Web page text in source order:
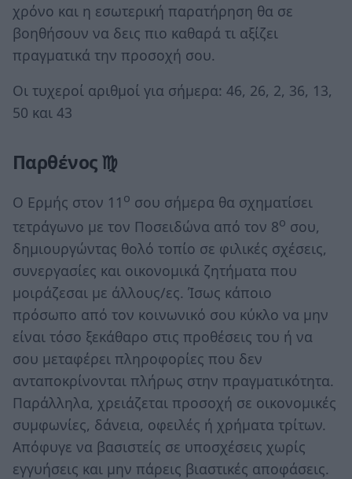
χρόνο και η εσωτερική παρατήρηση θα σε
βοηθήσουν να δεις πιο καθαρά τι αξίζει
πραγματικά την προσοχή σου.
Οι τυχεροί αριθμοί για σήμερα: 46, 26, 2, 36, 13,
50 και 43
Παρθένος ♍
Ο Ερμής στον 11 ο σου σήμερα θα σχηματίσει
τετράγωνο με τον Ποσειδώνα από τον 8ο σου,
δημιουργώντας θολό τοπίο σε φιλικές σχέσεις,
συνεργασίες και οικονομικά ζητήματα που
μοιράζεσαι με άλλους/ες. Ίσως κάποιο
πρόσωπο από τον κοινωνικό σου κύκλο να μην
είναι τόσο ξεκάθαρο στις προθέσεις του ή να
σου μεταφέρει πληροφορίες που δεν
ανταποκρίνονται πλήρως στην πραγματικότητα.
Παράλληλα, χρειάζεται προσοχή σε οικονομικές
συμφωνίες, δάνεια, οφειλές ή χρήματα τρίτων.
Απόφυγε να βασιστείς σε υποσχέσεις χωρίς
εγγυήσεις και μην πάρεις βιαστικές αποφάσεις.